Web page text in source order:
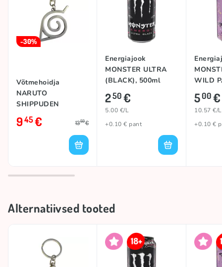
-30%
Võtmehoidja
NARUTO
SHIPPUDEN
KONOHA
945€ 1350€
Energiajook
MONSTER ULTRA
(BLACK), 500ml
250€
5.00 €/L
+0.10 € pant
WILD
473ml
500€
10.57 €/L
+0.10 €
Alternatiivsed tooted